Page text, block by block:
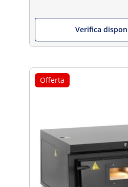
Verifica
Offerta